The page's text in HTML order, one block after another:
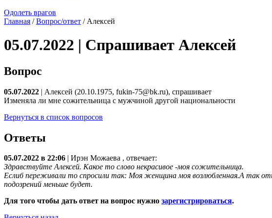
Одолеть врагов
Главная /Вопрос/ответ / Алексей
05.07.2022 | Спрашивает Алексей
Вопрос
05.07.2022 | Алексей (20.10.1975, fukin-75@bk.ru), спрашивает
Изменяла ли мне сожительница с мужчиной другой национальности
Вернуться в список вопросов
Ответы
05.07.2022 в 22:06 Ирэн Можаева , отвечает:
Здравствуйте Алексей. Какое то слово некрасивое -моя сожительница.
Еслиб переживали то спросили так: Моя женщина моя возлюбленная.А так
подозрений меньше будет.
Для того чтобы дать ответ на вопрос нужно зарегистрироваться.